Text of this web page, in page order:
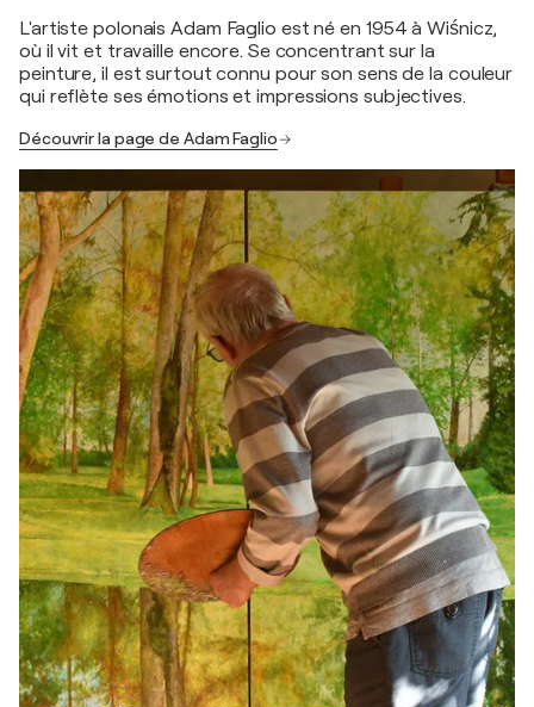
L'artiste polonais Adam Faglio est né en 1954 à Wiśnicz,
où il vit et travaille encore. Se concentrant sur la
peinture, il est surtout connu pour son sens de la couleur
qui reflète ses émotions et impressions subjectives.
Découvrir la page de Adam Faglio